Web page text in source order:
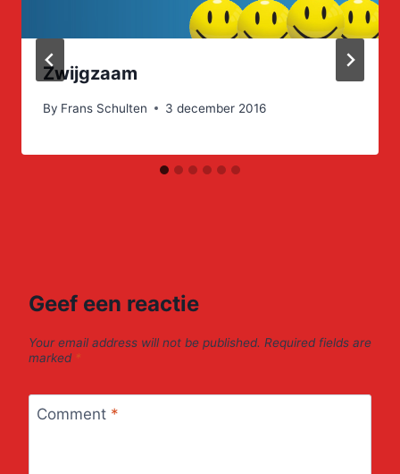
Zwijgzaam
By Frans Schulten 3 december 2016
Geef een reactie
Your email address will not be published. Required fields are
marked *
Comment *